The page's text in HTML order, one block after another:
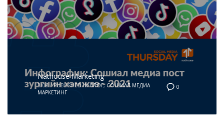
0
Nathouse Marketing
3/06 / PUBLISHED IN БЛОГ, СОШИАЛ МЕДИА
МАРКЕТИНГ